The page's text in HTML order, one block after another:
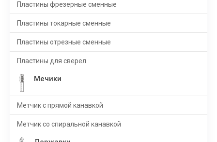
Пластины фрезерные сменные
Пластины токарные сменные
Пластины отрезные сменные
Пластины для сверел
Мечики
Метчик с прямой канавкой
Метчик со спиральной канавкой